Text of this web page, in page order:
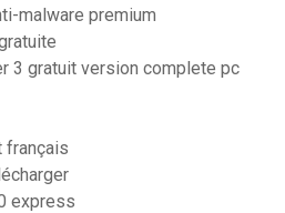
malware premium
3 gratuit version complete pc
français
express